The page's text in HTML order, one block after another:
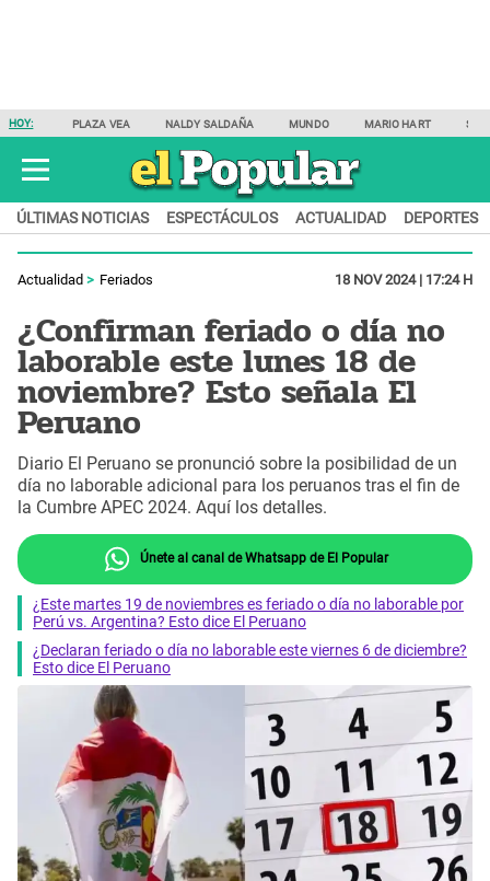
HOY: PLAZA VEA NALDY SALDAÑA MUNDO MARIO HART
ÚLTIMAS NOTICIAS ESPECTÁCULOS ACTUALIDAD DEPORTES
Actualidad Feriados 18 NOV 2024 | 17:24 H
¿Confirman feriado o día no
laborable este lunes 18 de
noviembre? Esto señala El
Peruano
Diario El Peruano se pronunció sobre la posibilidad de un
día no laborable adicional para los peruanos tras el fin de
la Cumbre APEC 2024. Aquí los detalles.
Únete al canal de Whatsapp de El Popular
¿Este martes 19 de noviembres es feriado o día no laborable por
Perú vs. Argentina? Esto dice El Peruano
¿Declaran feriado o día no laborable este viernes 6 de diciembre?
Esto dice El Peruano